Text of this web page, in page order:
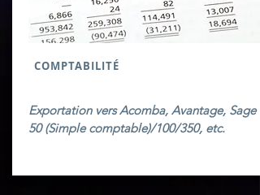
COMPTABILITÉ
Exportation vers Acomba, Avantage, Sage
50 (Simple comptable)/100/350, etc.